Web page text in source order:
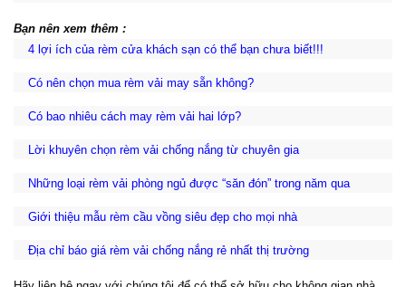
Bạn nên xem thêm :
4 lợi ích của rèm cửa khách sạn có thể bạn chưa biết!!!
Có nên chọn mua rèm vải may sẵn không?
Có bao nhiêu cách may rèm vải hai lớp?
Lời khuyên chọn rèm vải chống nắng từ chuyên gia
Những loại rèm vải phòng ngủ được “săn đón” trong năm qua
Giới thiệu mẫu rèm cầu vồng siêu đẹp cho mọi nhà
Địa chỉ báo giá rèm vải chống nắng rẻ nhất thị trường